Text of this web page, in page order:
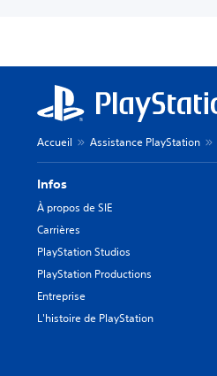
Accueil Assistance PlayStation
Infos
À propos de SIE
Carrières
PlayStation Studios
PlayStation Productions
Entreprise
L'histoire de PlayStation